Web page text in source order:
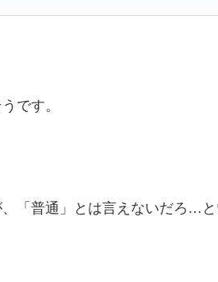
です。
「普通」とは言えないだろ…と